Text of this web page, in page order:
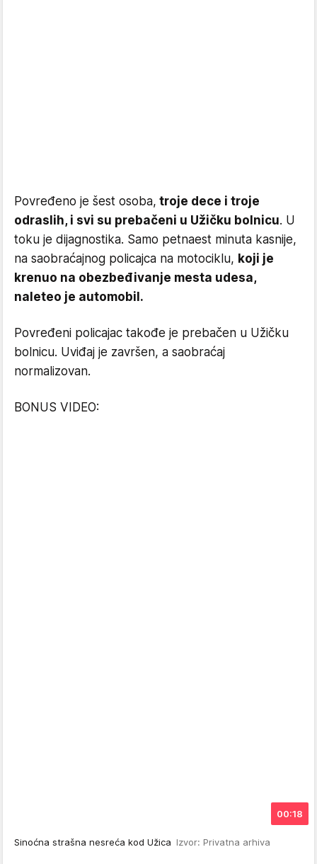
Povređeno je šest osoba, troje dece i troje
odraslih, i svi su prebačeni u Užičku bolnicu. U
toku je dijagnostika. Samo petnaest minuta kasnije,
na saobraćajnog policajca na motociklu, koji je
krenuo na obezbeđivanje mesta udesa,
naleteo je automobil.
Povređeni policajac takođe je prebačen u Užičku
bolnicu. Uviđaj je završen, a saobraćaj
normalizovan.
BONUS VIDEO:
00:18
Sinoćna strašna nesreća kod Užica Izvor: Privatna arhiva